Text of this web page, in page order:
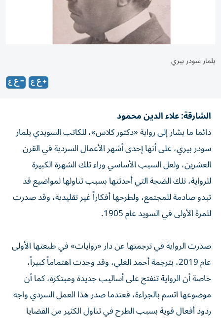
يلمار سودر بيري
الشارقة: علاء الدين محمود
دائما ما يشار إلى رواية «دكتور كلاس»، للكاتب السويدي يلمار
سودر بيري، على أنها إحدى أشهر الأعمال السردية في القرن
العشرين، ولعل السبب الأساسي وراء تلك الشهرة الكبيرة
للرواية، تلك الضجة التي أحدثتها بسبب تناولها لمواضيع قد
تبدو صادمة للمجتمع، ولطرحها أفكاراً غير تقليدية، وقد صدرت
للمرة الأولى في السويد عام 1905.
صدرت الرواية في ترجمتها عن دار «روايات» في طبعتها الأولى
عام 2019، بترجمة أحمد العلي، وقد وجدت اهتماماً كبيراً،
خاصة أن الرواية تنفتح على أساليب جديدة ومبتكرة، كما أن
موضوعها اتسم بالجراءة، فعندما صدر هذا العمل السردي واجه
ردود أفعال قوية بسبب الطرح في تناول الكثير من القضايا